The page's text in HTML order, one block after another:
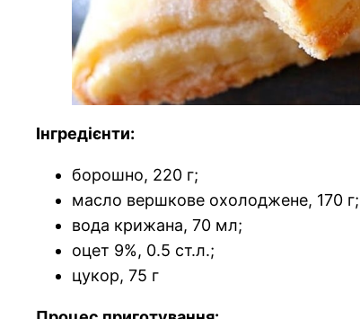
Інгредієнти:
борошно, 220 г;
масло вершкове охолоджене, 170 г;
вода крижана, 70 мл;
оцет 9%, 0.5 ст.л.;
цукор, 75 г